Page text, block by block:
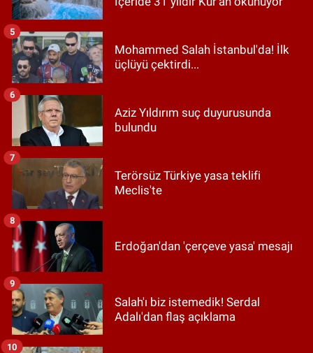
Mohammed Salah İstanbul'da! İlk
üçlüyü çektirdi...
5
Aziz Yıldırım suç duyurusunda
bulundu
6
Terörsüz Türkiye yasa teklifi
Meclis'te
7
Erdoğan'dan 'çerçeve yasa' mesajı
8
Salah'ı biz istemedik! Serdal
Adalı'dan flaş açıklama
9
10